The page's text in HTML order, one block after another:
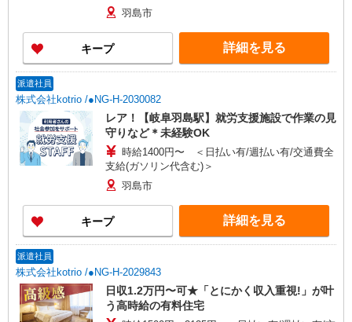
羽島市
キープ 詳細を見る
派遣社員
株式会社kotrio /●NG-H-2030082
レア！【岐阜羽島駅】就労支援施設で作業の見
守りなど＊未経験OK
時給1400円〜 ＜日払い有/週払い有/交通費全
支給(ガソリン代含む)＞
羽島市
キープ 詳細を見る
派遣社員
株式会社kotrio /●NG-H-2029843
日収1.2万円〜可★「とにかく収入重視!」が叶
う高時給の有料住宅